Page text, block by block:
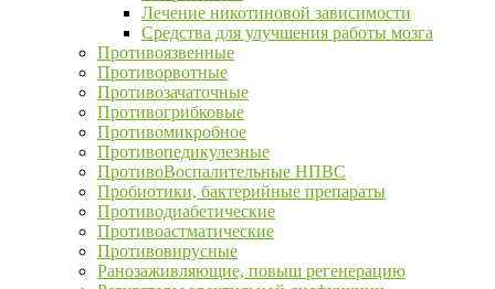
Лечение никотиновой зависимости
Средства для улучшения работы мозга
Противоязвенные
Противорвотные
Противозачаточные
Противогрибковые
Противомикробное
Противопедикулезные
ПротивоВоспалительные НПВС
Пробиотики, бактерийные препараты
Противодиабетические
Противоастматические
Противовирусные
Ранозаживляющие, повыш регенерацию